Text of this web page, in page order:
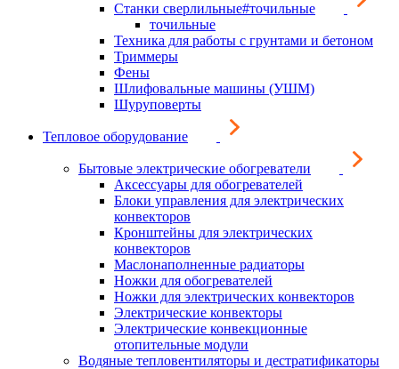
Станки сверлильные#точильные
точильные
Техника для работы с грунтами и бетоном
Триммеры
Фены
Шлифовальные машины (УШМ)
Шуруповерты
Тепловое оборудование
Бытовые электрические обогреватели
Аксессуары для обогревателей
Блоки управления для электрических
конвекторов
Кронштейны для электрических
конвекторов
Маслонаполненные радиаторы
Ножки для обогревателей
Ножки для электрических конвекторов
Электрические конвекторы
Электрические конвекционные
отопительные модули
Водяные тепловентиляторы и дестратификаторы